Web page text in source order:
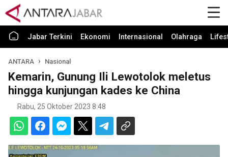
Jabar Terkini Ekonomi Internasional Olahraga
ANTARA Nasional
Kemarin, Gunung Ili Lewotolok meletus
hingga kunjungan kades ke China
Rabu, 25 Oktober 2023 8:48